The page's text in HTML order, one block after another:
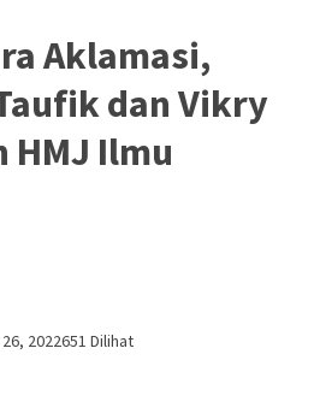
Aklamasi,
dan Vikry
HMJ Ilmu
2022651 Dilihat